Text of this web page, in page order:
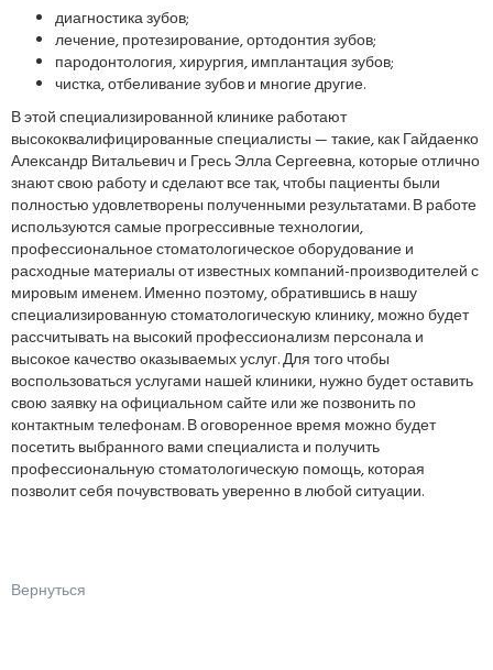
диагностика зубов;
лечение, протезирование, ортодонтия зубов;
пародонтология, хирургия, имплантация зубов;
чистка, отбеливание зубов и многие другие.
В этой специализированной клинике работают
высококвалифицированные специалисты — такие, как Гайдаенко
Александр Витальевич и Гресь Элла Сергеевна, которые отлично
знают свою работу и сделают все так, чтобы пациенты были
полностью удовлетворены полученными результатами. В работе
используются самые прогрессивные технологии,
профессиональное стоматологическое оборудование и
расходные материалы от известных компаний-производителей с
мировым именем. Именно поэтому, обратившись в нашу
специализированную стоматологическую клинику, можно будет
рассчитывать на высокий профессионализм персонала и
высокое качество оказываемых услуг. Для того чтобы
воспользоваться услугами нашей клиники, нужно будет оставить
свою заявку на официальном сайте или же позвонить по
контактным телефонам. В оговоренное время можно будет
посетить выбранного вами специалиста и получить
профессиональную стоматологическую помощь, которая
позволит себя почувствовать уверенно в любой ситуации.
Вернуться